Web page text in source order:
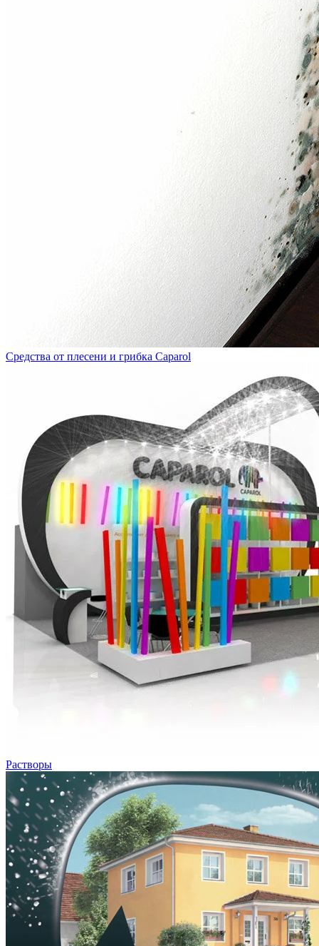
Средства от плесени и грибка Caparol
Растворы